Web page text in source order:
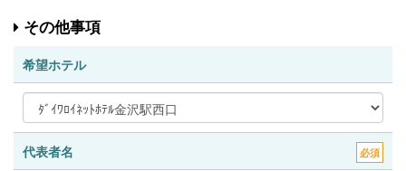
その他事項
希望ホテル
代表者名 必須